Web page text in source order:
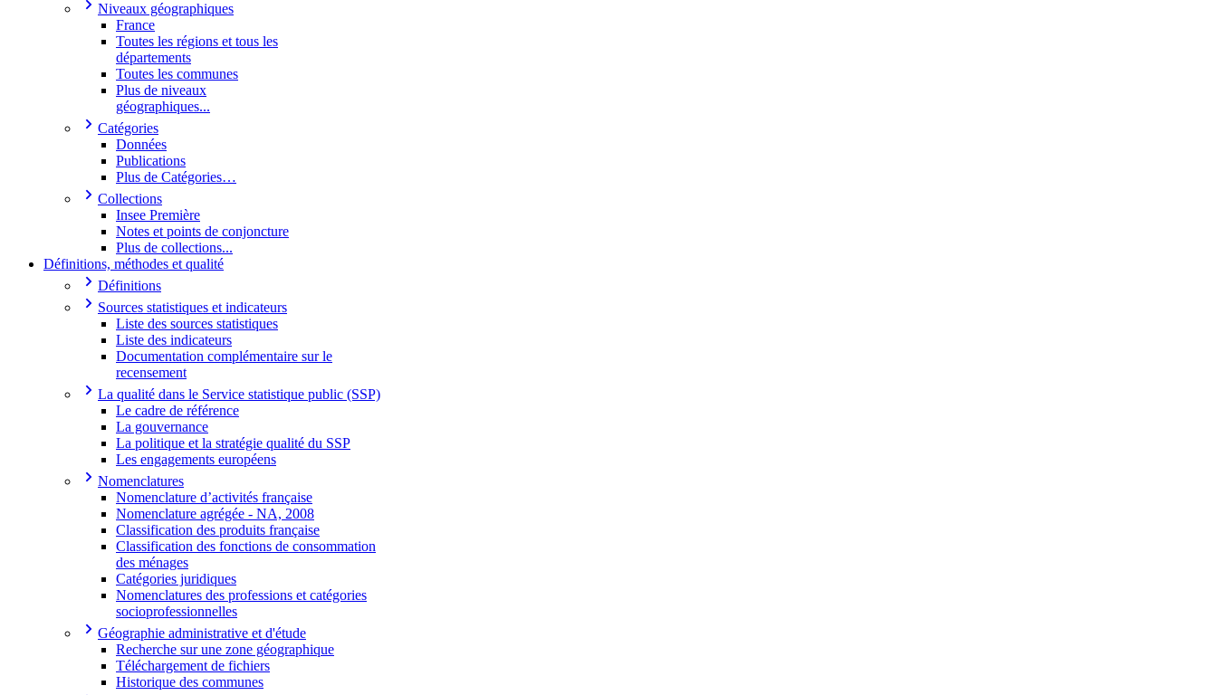
Niveaux géographiques
France
Toutes les régions et tous les
départements
Toutes les communes
Plus de niveaux
géographiques...
Catégories
Données
Publications
Plus de Catégories…
Collections
Insee Première
Notes et points de conjoncture
Plus de collections...
Définitions, méthodes et qualité
Définitions
Sources statistiques et indicateurs
Liste des sources statistiques
Liste des indicateurs
Documentation complémentaire sur le
recensement
La qualité dans le Service statistique public (SSP)
Le cadre de référence
La gouvernance
La politique et la stratégie qualité du SSP
Les engagements européens
Nomenclatures
Nomenclature d’activités française
Nomenclature agrégée - NA, 2008
Classification des produits française
Classification des fonctions de consommation
des ménages
Catégories juridiques
Nomenclatures des professions et catégories
socioprofessionnelles
Géographie administrative et d'étude
Recherche sur une zone géographique
Téléchargement de fichiers
Historique des communes